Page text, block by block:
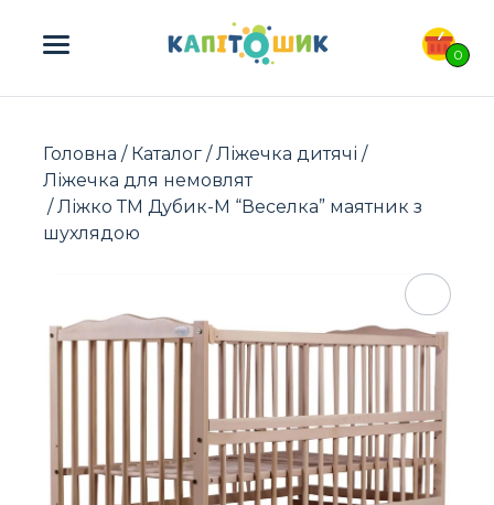
0
ПОШУК ТОВАРІВ:
Головна / Каталог / Ліжечка дитячі /
Ліжечка для немовлят
/ Ліжко ТМ Дубик-М “Веселка” маятник з
шухлядою